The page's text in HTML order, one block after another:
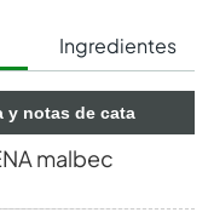
Ingredientes
y notas de cata
malbec